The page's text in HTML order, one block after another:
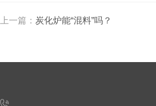
上一篇： 炭化炉能“混料”吗？